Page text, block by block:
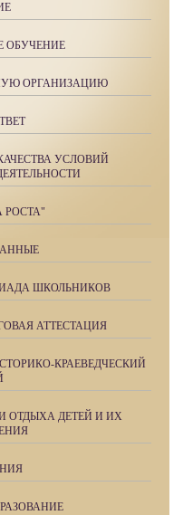
ОБУЧЕНИЕ
ОРГАНИЗАЦИЮ
УСЛОВИЙ
РОСТА"
ШКОЛЬНИКОВ
АТТЕСТАЦИЯ
КРАЕВЕДЧЕСКИЙ
ОТДЫХА ДЕТЕЙ И ИХ